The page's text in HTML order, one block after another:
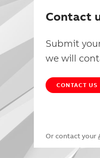
Contact
Submit
we will
CONTACT US
Or contact your